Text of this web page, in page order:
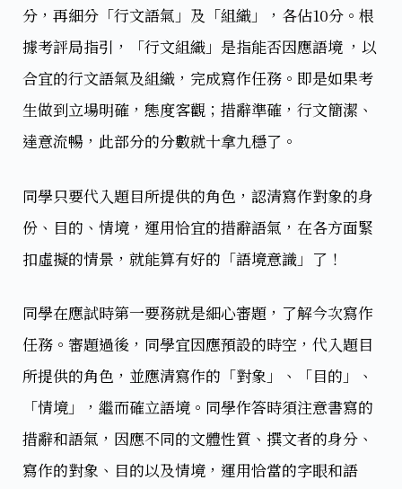
分，再細分「行文語氣」及「組織」，各佔10分。根
據考評局指引，「行文組織」是指能否因應語境 ，以
合宜的行文語氣及組織，完成寫作任務。即是如果考
生做到立場明確，態度客觀；措辭準確，行文簡潔、
達意流暢，此部分的分數就十拿九穩了。
同學只要代入題目所提供的角色，認清寫作對象的身
份、目的、情境，運用恰宜的措辭語氣，在各方面緊
扣虛擬的情景，就能算有好的「語境意識」了！
同學在應試時第一要務就是細心審題，了解今次寫作
任務。​審題過後，同學宜因應預設的時空，代入題目
所提供的角色，並應清寫作的「對象」、「目的」、
「情境」，繼而確立語境。​同學作答時須注意書寫的
措辭和語氣，因應不同的文體性質、撰文者的身分、
寫作的對象、目的以及情境，運用恰當的字眼和語